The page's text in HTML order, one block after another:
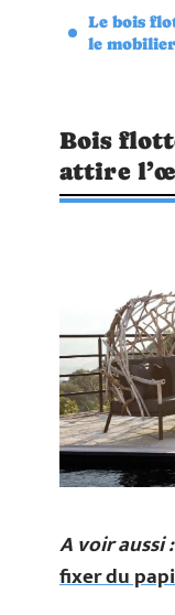
Le bois
le mobilier
Bois
attire
A voir aussi :
fixer du